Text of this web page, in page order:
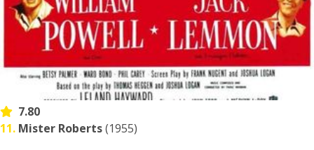
7.80
11. Mister Roberts(1955)